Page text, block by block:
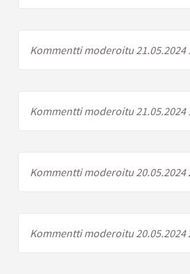
Kommentti moderoitu 21.05.2024
Kommentti moderoitu 21.05.2024
Kommentti moderoitu 20.05.2024
Kommentti moderoitu 20.05.2024